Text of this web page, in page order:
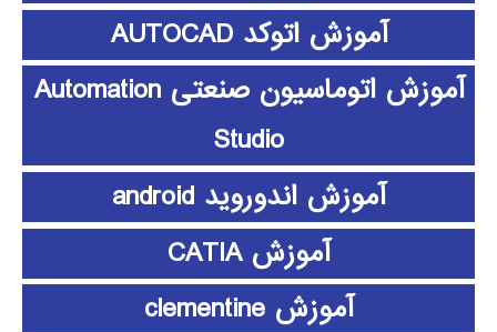
آموزش اتوکد AUTOCAD
آموزش اتوماسیون صنعتی Automation
Studio
آموزش اندوروید android
آموزش CATIA
آموزش clementine